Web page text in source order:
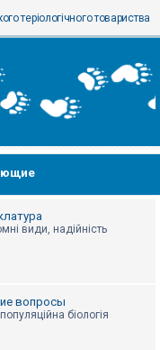
теріологічного товариства
види, надійність
вопросы
біологія